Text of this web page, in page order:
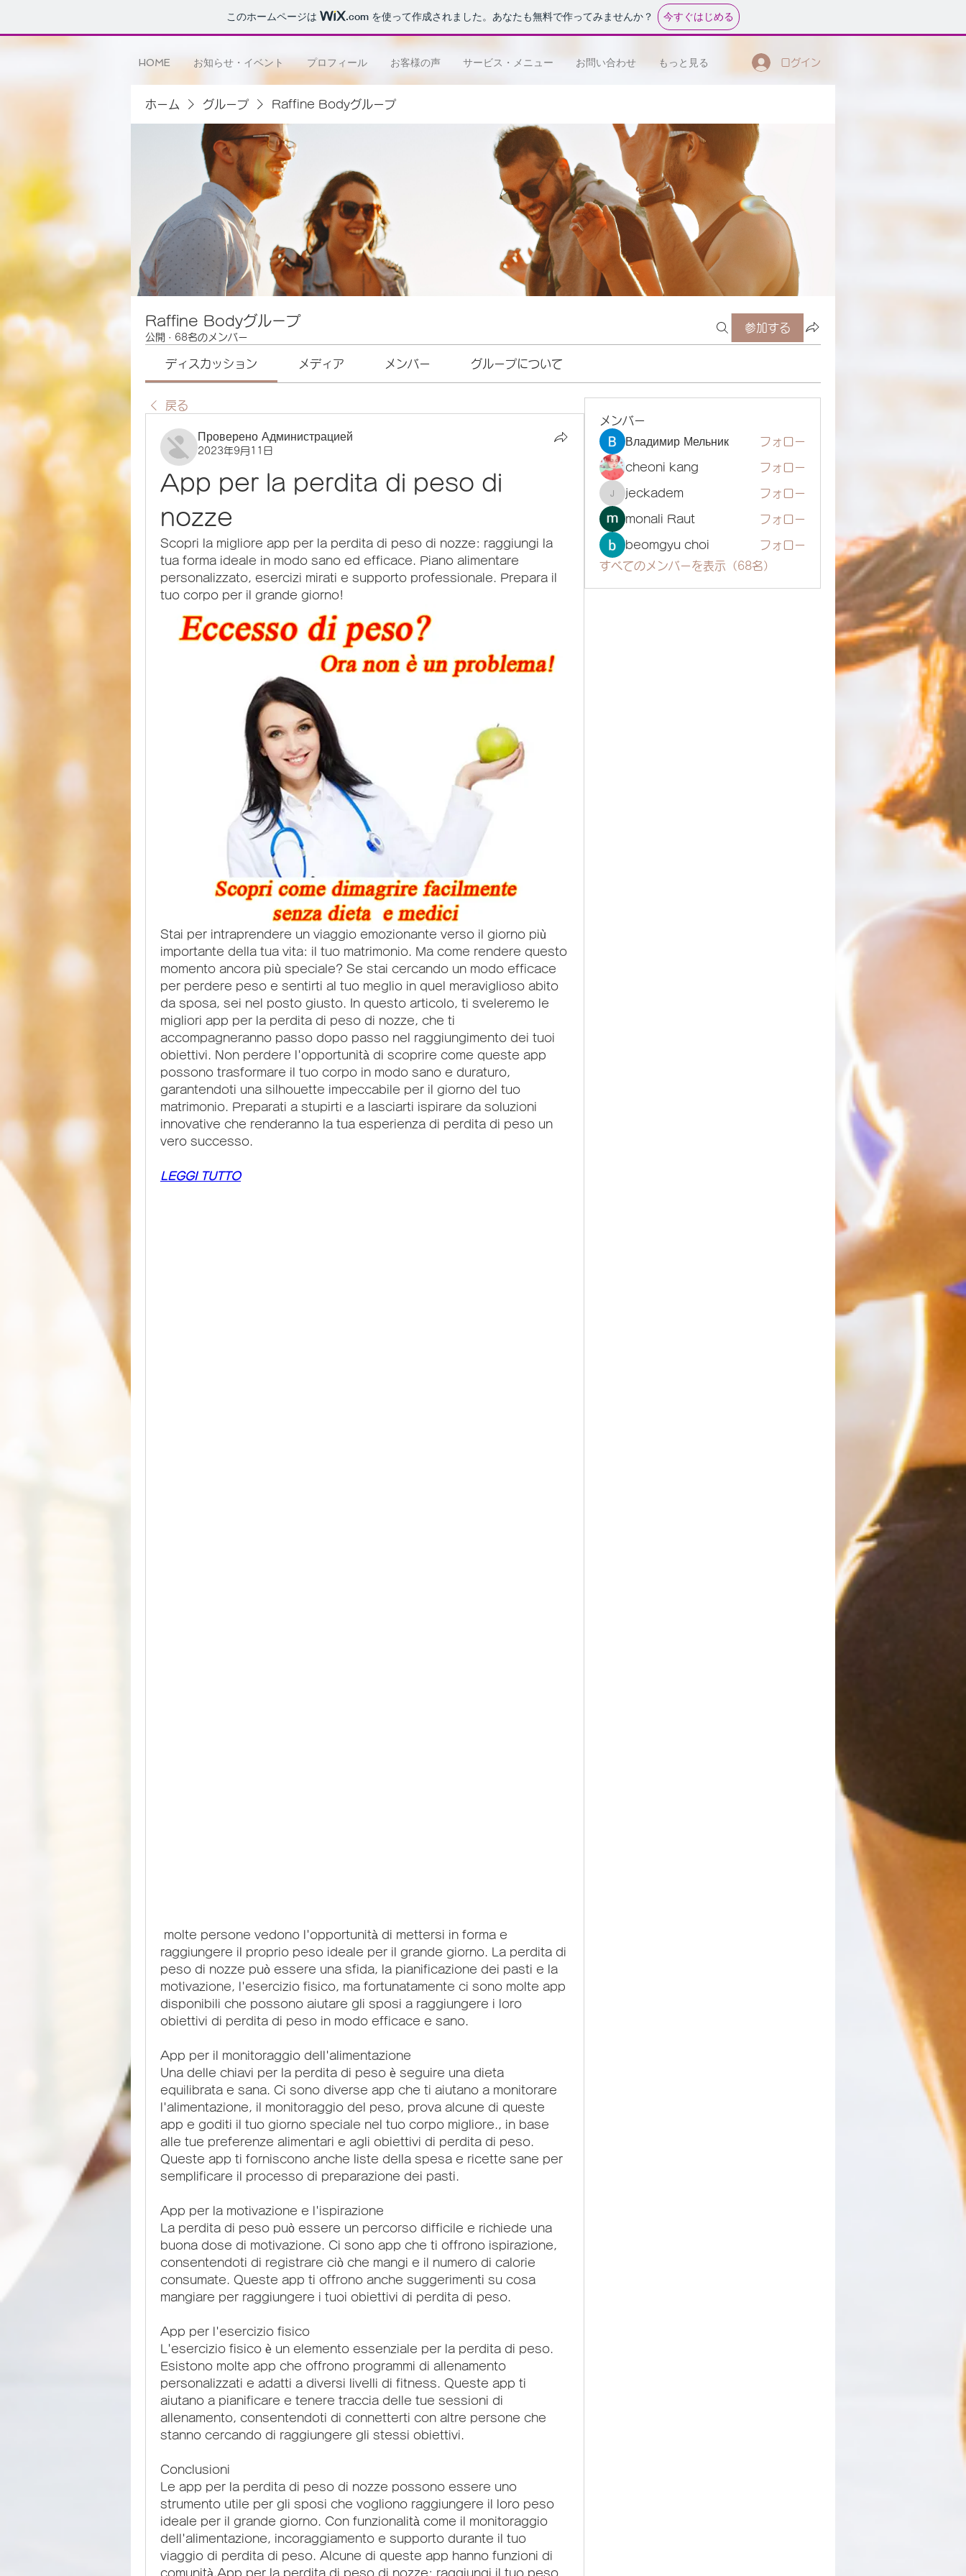
このホームページは .com を使って作成されました。あなたも無料で作ってみませんか？ 今すぐはじめる
HOME お知らせ・イベント プロフィール お客様の声 サービス・メニュー お問い合わせ もっと見る ログイン
ホーム グループ Raffine Bodyグループ
Raffine Bodyグループ
公開 · 68名のメンバー
参加する
ディスカッション メディア メンバー グループについて
戻る
Проверено Администрацией
2023年9月11日
App per la perdita di peso di
nozze
Scopri la migliore app per la perdita di peso di nozze: raggiungi la
tua forma ideale in modo sano ed efficace. Piano alimentare
personalizzato, esercizi mirati e supporto professionale. Prepara il
tuo corpo per il grande giorno!
Stai per intraprendere un viaggio emozionante verso il giorno più
importante della tua vita: il tuo matrimonio. Ma come rendere questo
momento ancora più speciale? Se stai cercando un modo efficace
per perdere peso e sentirti al tuo meglio in quel meraviglioso abito
da sposa, sei nel posto giusto. In questo articolo, ti sveleremo le
migliori app per la perdita di peso di nozze, che ti
accompagneranno passo dopo passo nel raggiungimento dei tuoi
obiettivi. Non perdere l'opportunità di scoprire come queste app
possono trasformare il tuo corpo in modo sano e duraturo,
garantendoti una silhouette impeccabile per il giorno del tuo
matrimonio. Preparati a stupirti e a lasciarti ispirare da soluzioni
innovative che renderanno la tua esperienza di perdita di peso un
vero successo.
LEGGI TUTTO
raggiungere il proprio peso ideale per il grande giorno. La perdita di
peso di nozze può essere una sfida, la pianificazione dei pasti e la
motivazione, l'esercizio fisico, ma fortunatamente ci sono molte app
disponibili che possono aiutare gli sposi a raggiungere i loro
obiettivi di perdita di peso in modo efficace e sano.
App per il monitoraggio dell'alimentazione
Una delle chiavi per la perdita di peso è seguire una dieta
equilibrata e sana. Ci sono diverse app che ti aiutano a monitorare
l'alimentazione, il monitoraggio del peso, prova alcune di queste
app e goditi il tuo giorno speciale nel tuo corpo migliore., in base
alle tue preferenze alimentari e agli obiettivi di perdita di peso.
Queste app ti forniscono anche liste della spesa e ricette sane per
semplificare il processo di preparazione dei pasti.
App per la motivazione e l'ispirazione
La perdita di peso può essere un percorso difficile e richiede una
buona dose di motivazione. Ci sono app che ti offrono ispirazione,
consentendoti di registrare ciò che mangi e il numero di calorie
consumate. Queste app ti offrono anche suggerimenti su cosa
mangiare per raggiungere i tuoi obiettivi di perdita di peso.
App per l'esercizio fisico
L'esercizio fisico è un elemento essenziale per la perdita di peso.
Esistono molte app che offrono programmi di allenamento
personalizzati e adatti a diversi livelli di fitness. Queste app ti
aiutano a pianificare e tenere traccia delle tue sessioni di
allenamento, consentendoti di connetterti con altre persone che
stanno cercando di raggiungere gli stessi obiettivi.
Conclusioni
Le app per la perdita di peso di nozze possono essere uno
strumento utile per gli sposi che vogliono raggiungere il loro peso
ideale per il grande giorno. Con funzionalità come il monitoraggio
dell'alimentazione, incoraggiamento e supporto durante il tuo
viaggio di perdita di peso. Alcune di queste app hanno funzioni di
comunità,App per la perdita di peso di nozze: raggiungi il tuo peso
メンバー
Владимир Мельник
フォロー
cheoni kang フォロー
jeckadem
jeckadem フォロー
monali Raut フォロー
beomgyu choi
フォロー
すべてのメンバーを表示（68名）